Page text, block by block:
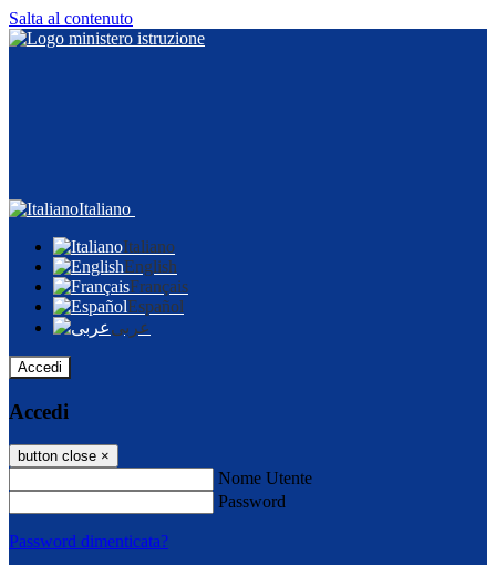
Salta al contenuto
Italiano
Italiano
English
Français
Español
عربى
Accedi
Accedi
button close ×
Nome Utente
Password
Password dimenticata?